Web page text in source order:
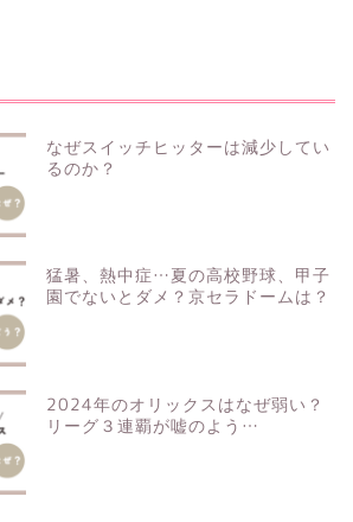
なぜスイッチヒッターは減少してい
るのか？
猛暑、熱中症…夏の高校野球、甲子
園でないとダメ？京セラドームは？
2024年のオリックスはなぜ弱い？
リーグ３連覇が嘘のよう…